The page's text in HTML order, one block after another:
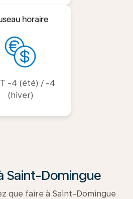
horaire
-4 (été) / -4
(hiver)
Saint-Domingue
que faire à Saint-Domingue